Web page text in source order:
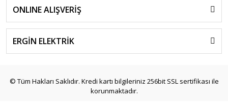
ONLINE ALIŞVERİŞ
ERGİN ELEKTRİK
© Tüm Hakları Saklıdır. Kredi kartı bilgileriniz 256bit SSL sertifikası ile
korunmaktadır.